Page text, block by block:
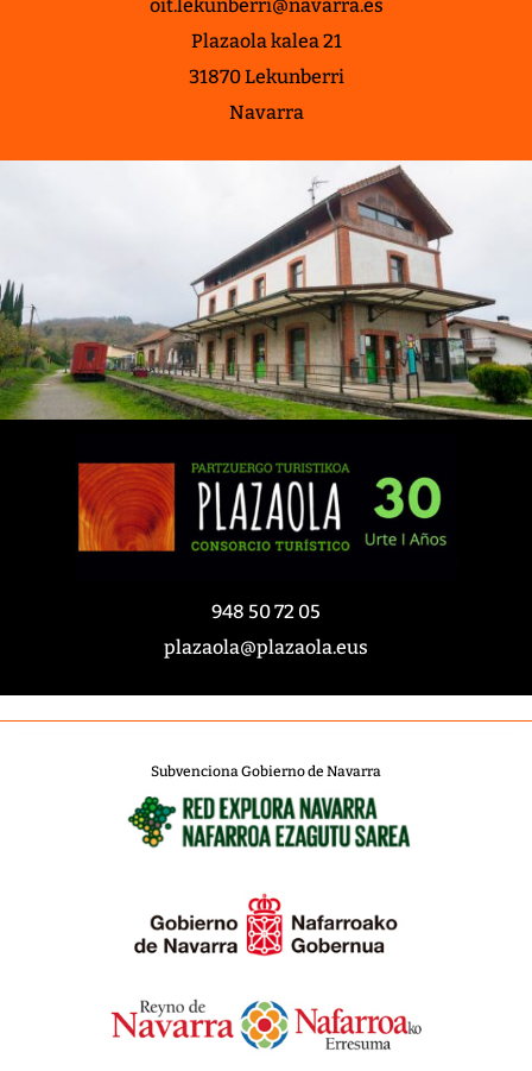
oit.lekunberri@navarra.es
Plazaola kalea 21
31870 Lekunberri
Navarra
948 50 72 05
plazaola@plazaola.eus
Subvenciona Gobierno de Navarra